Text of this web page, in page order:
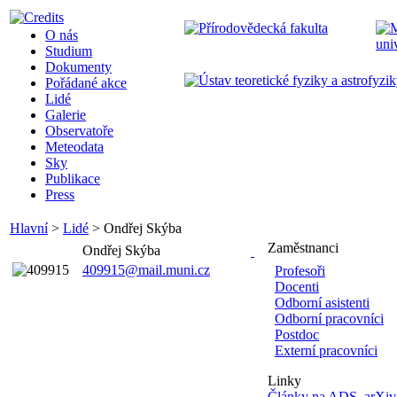
O nás
Studium
Dokumenty
Pořádané akce
Lidé
Galerie
Observatoře
Meteodata
Sky
Publikace
Press
Hlavní> Lidé > Ondřej Skýba
Zaměstnanci
Profesoři
Docenti
Odborní asistenti
Odborní pracovníci
Postdoc
Externí pracovníci
Linky
Ondřej Skýba
409915@mail.muni.cz